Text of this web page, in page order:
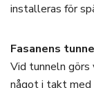
installeras för
Fasanens
Vid tunneln
något i takt med